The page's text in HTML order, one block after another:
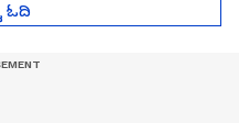
ಓದಿ